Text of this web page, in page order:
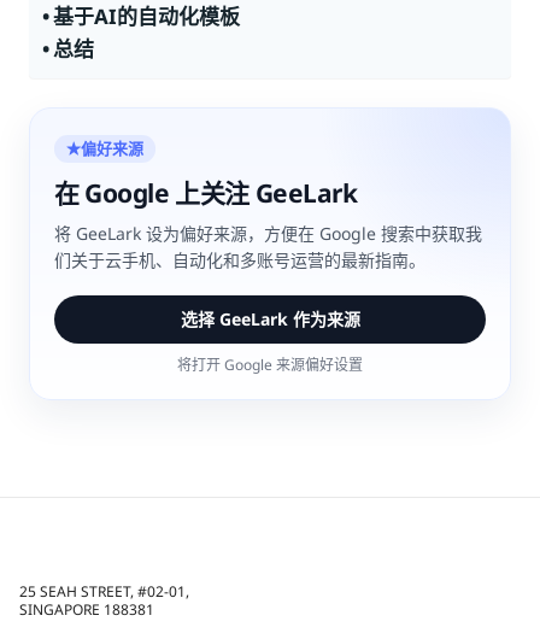
基于AI的自动化模板
总结
★偏好来源
在 Google 上关注 GeeLark
将 GeeLark 设为偏好来源，方便在 Google 搜索中获取我
们关于云手机、自动化和多账号运营的最新指南。
选择 GeeLark 作为来源
将打开 Google 来源偏好设置
25 SEAH STREET, #02-01,
SINGAPORE 188381